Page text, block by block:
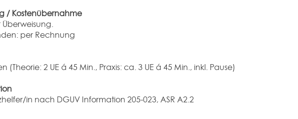
/ Kostenübernahme
per Rechnung
(Theorie: 2 UE á 45 Min., Praxis: ca. 3 UE á 45 Min., inkl. Pause)
in nach DGUV Information 205-023, ASR A2.2